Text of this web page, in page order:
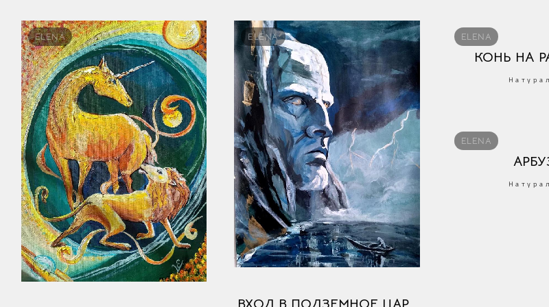
ELENA ELENA ELENA
КОНЬ НА
ELENA